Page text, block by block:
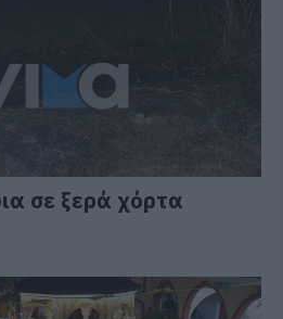
σε ξερά χόρτα